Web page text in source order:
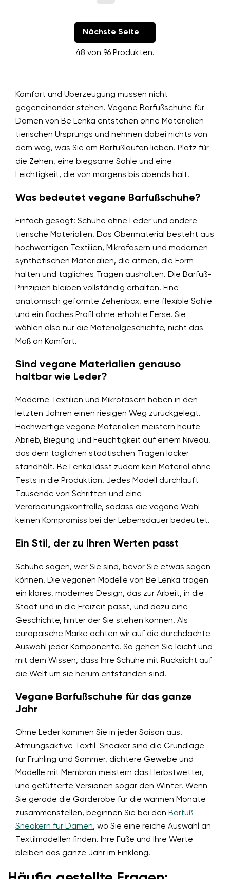
Nächste Seite
48 von 96 Produkten.
Komfort und Überzeugung müssen nicht
gegeneinander stehen. Vegane Barfußschuhe für
Damen von Be Lenka entstehen ohne Materialien
tierischen Ursprungs und nehmen dabei nichts von
dem weg, was Sie am Barfußlaufen lieben. Platz für
die Zehen, eine biegsame Sohle und eine
Leichtigkeit, die von morgens bis abends hält.
Was bedeutet vegane Barfußschuhe?
Einfach gesagt: Schuhe ohne Leder und andere
tierische Materialien. Das Obermaterial besteht aus
hochwertigen Textilien, Mikrofasern und modernen
synthetischen Materialien, die atmen, die Form
halten und tägliches Tragen aushalten. Die Barfuß-
Prinzipien bleiben vollständig erhalten. Eine
anatomisch geformte Zehenbox, eine flexible Sohle
und ein flaches Profil ohne erhöhte Ferse. Sie
wählen also nur die Materialgeschichte, nicht das
Maß an Komfort.
Sind vegane Materialien genauso
haltbar wie Leder?
Moderne Textilien und Mikrofasern haben in den
letzten Jahren einen riesigen Weg zurückgelegt.
Hochwertige vegane Materialien meistern heute
Abrieb, Biegung und Feuchtigkeit auf einem Niveau,
das dem täglichen städtischen Tragen locker
standhält. Be Lenka lässt zudem kein Material ohne
Tests in die Produktion. Jedes Modell durchläuft
Tausende von Schritten und eine
Verarbeitungskontrolle, sodass die vegane Wahl
keinen Kompromiss bei der Lebensdauer bedeutet.
Ein Stil, der zu Ihren Werten passt
Schuhe sagen, wer Sie sind, bevor Sie etwas sagen
können. Die veganen Modelle von Be Lenka tragen
ein klares, modernes Design, das zur Arbeit, in die
Stadt und in die Freizeit passt, und dazu eine
Geschichte, hinter der Sie stehen können. Als
europäische Marke achten wir auf die durchdachte
Auswahl jeder Komponente. So gehen Sie leicht und
mit dem Wissen, dass Ihre Schuhe mit Rücksicht auf
die Welt um sie herum entstanden sind.
Vegane Barfußschuhe für das ganze
Jahr
Ohne Leder kommen Sie in jeder Saison aus.
Atmungsaktive Textil-Sneaker sind die Grundlage
für Frühling und Sommer, dichtere Gewebe und
Modelle mit Membran meistern das Herbstwetter,
und gefütterte Versionen sogar den Winter. Wenn
Sie gerade die Garderobe für die warmen Monate
zusammenstellen, beginnen Sie bei den Barfuß-
Sneakern für Damen, wo Sie eine reiche Auswahl an
Textilmodellen finden. Ihre Füße und Ihre Werte
bleiben das ganze Jahr im Einklang.